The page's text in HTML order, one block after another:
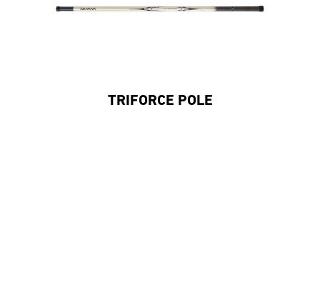
TRIFORCE POLE